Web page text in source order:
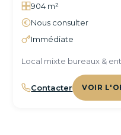
904 m²
Nous consulter
Immédiate
Local mixte bureaux &
Contacter VOIR